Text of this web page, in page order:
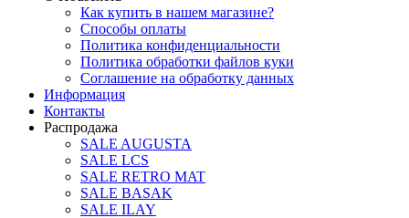
Как купить в нашем магазине?
Способы оплаты
Политика конфиденциальности
Политика обработки файлов куки
Соглашение на обработку данных
Информация
Контакты
Распродажа
SALE AUGUSTA
SALE LCS
SALE RETRO MAT
SALE BASAK
SALE ILAY